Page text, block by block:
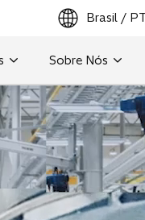
Brasil / PT
Sobre Nós